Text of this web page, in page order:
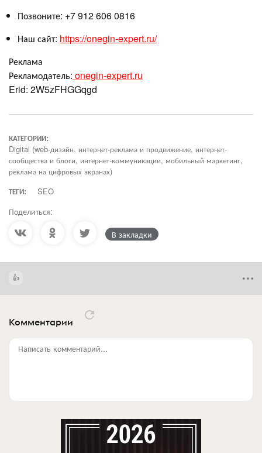
Позвоните: +7 912 606 0816
Наш сайт: https://onegin-expert.ru/
Реклама
Рекламодатель: onegin-expert.ru
Erid: 2W5zFHGGqgd
КАТЕГОРИИ:
Digital (web-дизайн, интернет-реклама и продвижение, интернет-
сообщества и блоги, интернет-коммуникации, мобильный маркетинг,
реклама на цифровых экранах)
ТЕГИ:
SEO
Поделиться:
В закладки
Комментарии
Написать комментарий...